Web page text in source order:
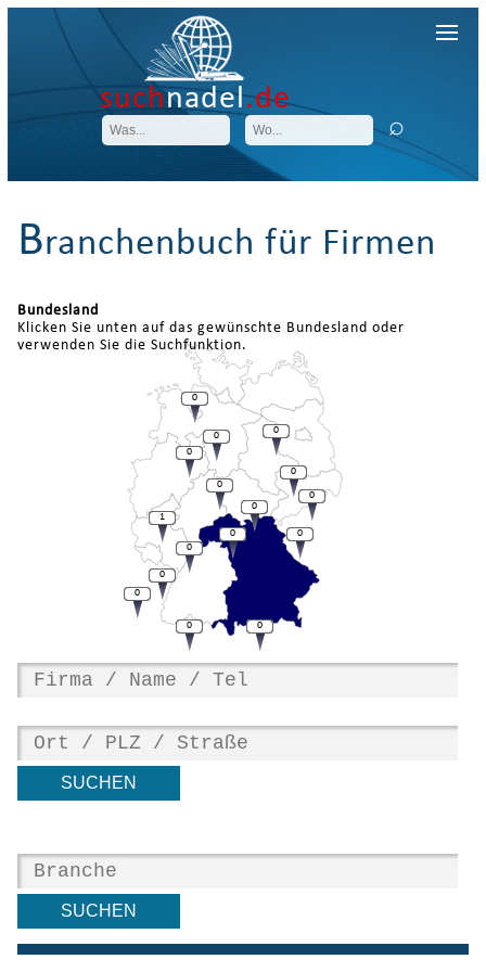
suchnadel.de
Branchenbuch für Firmen
Bundesland
Klicken Sie unten auf das gewünschte Bundesland oder
verwenden Sie die Suchfunktion.
0
0
1
0
0
0
0
0
0
0
0
0
0
0
0
0